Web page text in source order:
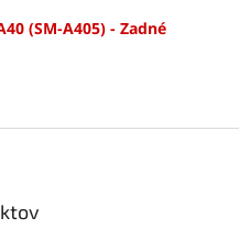
(SM-A405) - Zadné